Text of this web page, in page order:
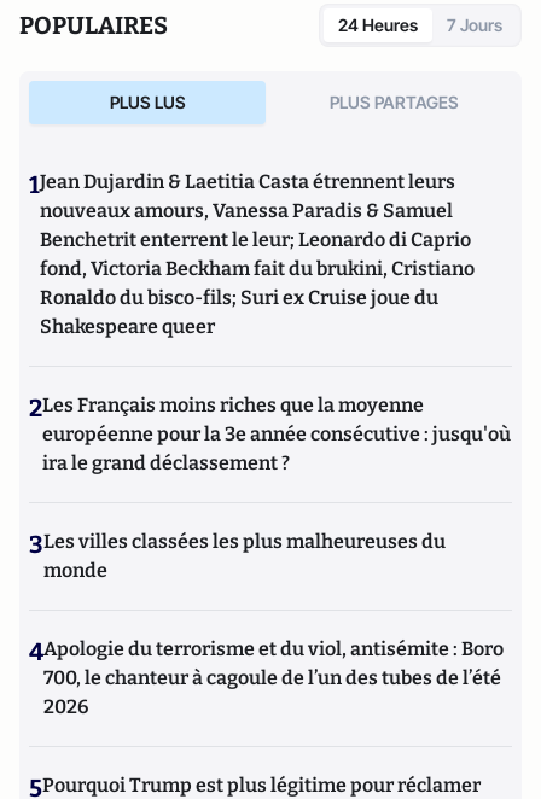
POPULAIRES 24 Heures 7 Jours
PLUS LUS PLUS PARTAGES
1Jean Dujardin & Laetitia Casta étrennent leurs
nouveaux amours, Vanessa Paradis & Samuel
Benchetrit enterrent le leur; Leonardo di Caprio
fond, Victoria Beckham fait du brukini, Cristiano
Ronaldo du bisco-fils; Suri ex Cruise joue du
Shakespeare queer
2Les Français moins riches que la moyenne
européenne pour la 3e année consécutive : jusqu'où
ira le grand déclassement ?
3Les villes classées les plus malheureuses du
monde
4Apologie du terrorisme et du viol, antisémite : Boro
700, le chanteur à cagoule de l’un des tubes de l’été
2026
5Pourquoi Trump est plus légitime pour réclamer